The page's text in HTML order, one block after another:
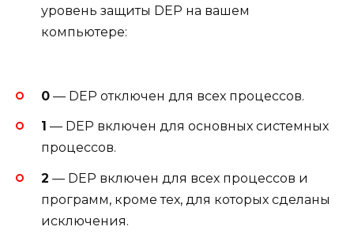
уровень защиты DEP на вашем
компьютере:
0 — DEP отключен для всех процессов.
1 — DEP включен для основных системных
процессов.
2 — DEP включен для всех процессов и
программ, кроме тех, для которых сделаны
исключения.